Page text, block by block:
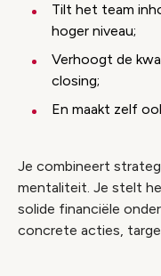
Tilt het team
hoger niveau;
Verhoogt de
closing;
En maakt zelf
Je combineert
mentaliteit. Je stelt
solide financiële
concrete acties,